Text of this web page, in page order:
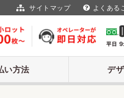
サイトマップ よくある
い方法 デ